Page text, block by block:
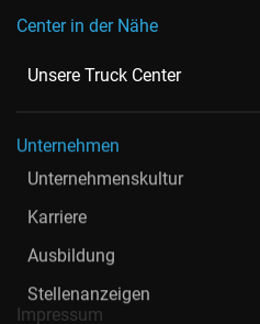
Center in der Nähe
Unsere Truck Center
Unternehmen
Stellenanzeigen